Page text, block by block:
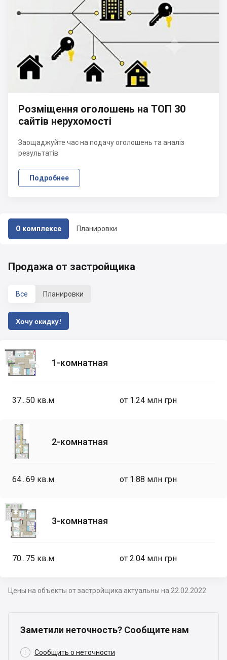
О комплексе Планировки
Розміщення оголошень на ТОП 30
сайтів нерухомості
Заощаджуйте час на подачу оголошень та аналіз
результатів
Подробнее
Продажа от застройщика
Все Планировки
Хочу скидку!
1-комнатная
37...50 кв.м от 1.24 млн грн
2-комнатная
64...69 кв.м от 1.88 млн грн
3-комнатная
70...75 кв.м от 2.04 млн грн
Цены на объекты от застройщика актуальны на 22.02.2022
Заметили неточность? Сообщите нам
 Сообщить о неточности